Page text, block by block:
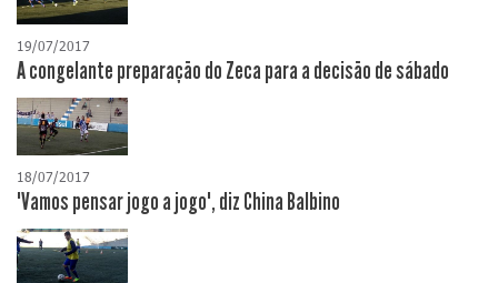
19/07/2017
A congelante preparação do Zeca para a decisão de sábado
18/07/2017
"Vamos pensar jogo a jogo", diz China Balbino